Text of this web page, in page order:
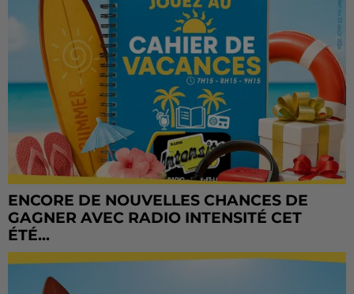
ENCORE DE NOUVELLES CHANCES DE
GAGNER AVEC RADIO INTENSITÉ CET
ÉTÉ...